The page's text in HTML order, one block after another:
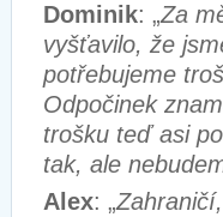
Dominik: „Za
vyšťavilo, že
potřebujeme
Odpočinek
trošku teď asi
tak, ale
Alex: „